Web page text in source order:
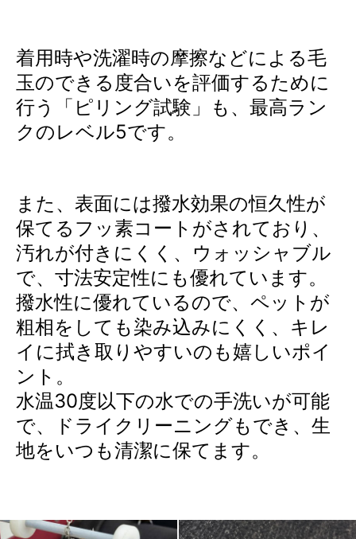
着用時や洗濯時の摩擦などによる毛
玉のできる度合いを評価するために
行う「ピリング試験」も、最高ラン
クのレベル5です。
また、表面には撥水効果の恒久性が
保てるフッ素コートがされており、
汚れが付きにくく、ウォッシャブル
で、寸法安定性にも優れています。
撥水性に優れているので、ペットが
粗相をしても染み込みにくく、キレ
イに拭き取りやすいのも嬉しいポイ
ント。
水温30度以下の水での手洗いが可能
で、ドライクリーニングもでき、生
地をいつも清潔に保てます。